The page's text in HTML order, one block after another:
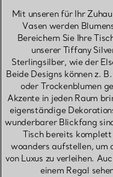
Mit unseren für Ihr
Vasen werden
Bereichern Sie Ihre
unserer Tiffany
Sterlingsilber, wie der
Beide Designs können z.
oder Trockenblumen
Akzente in jeden Raum
eigenständige
wunderbarer Blickfang
Tisch bereits komplett
woanders aufstellen, um
von Luxus zu verleihen.
einem Regal